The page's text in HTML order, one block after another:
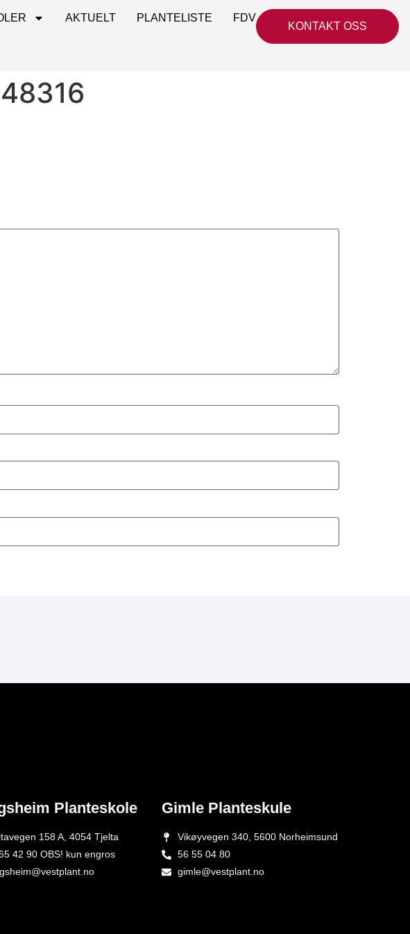
AKTUELT PLANTELISTE FDV
KONTAKT OSS
Planteskole
158 A, 4054 Tjelta
42 90 OBS! kun engros
Gimle Planteskule
Vikøyvegen 340, 5600 Norheimsund
56 55 04 80
gimle@vestplant.no